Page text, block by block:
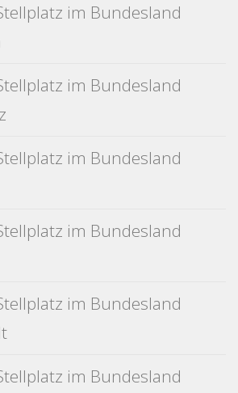
im Bundesland
im Bundesland
im Bundesland
im Bundesland
im Bundesland
im Bundesland